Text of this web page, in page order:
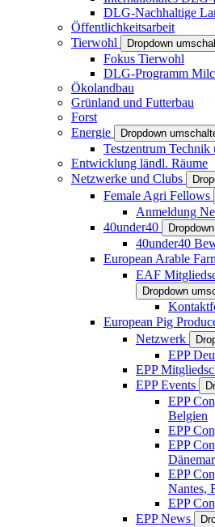
DLG-Nachhaltige
Öffentlichkeitsarbeit
Tierwohl
Dropdown
Fokus Tierwohl
DLG-Programm
Ökolandbau
Grünland und Futterbau
Forst
Energie
Dropdown
Testzentrum Technik
Entwicklung ländl. Räume
Netzwerke und Clubs
Female Agri Fellows
Anmeldung
40under40
40under40
European Arable
EAF
Dropdown
European Pig
Netzwerk
EPP
EPP
EPP Events
EPP
Belgien
EPP
EPP
EPP
Nantes,
EPP
EPP News